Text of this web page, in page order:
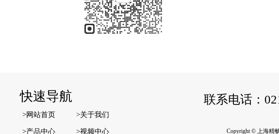
联系电话：
Copyright © 上海精
快速导航
>网站首页 >关于我们
>产品中心 >视频中心